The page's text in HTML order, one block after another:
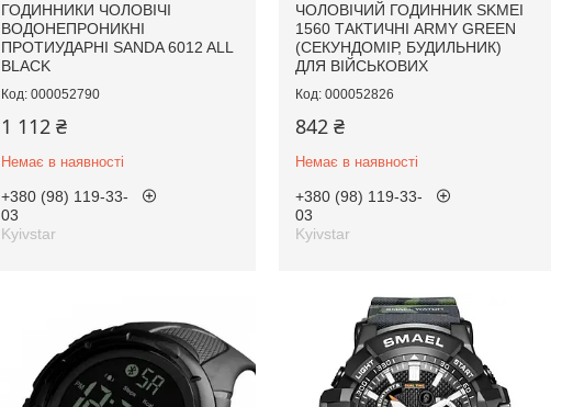
ГОДИННИКИ ЧОЛОВІЧІ
ВОДОНЕПРОНИКНІ
ПРОТИУДАРНІ SANDA 6012 ALL
BLACK
000052790
1 112 ₴
Немає в наявності
+380 (98) 119-33-
03
Kyivstar
ЧОЛОВІЧИЙ ГОДИННИК SKMEI
1560 ТАКТИЧНІ ARMY GREEN
(СЕКУНДОМІР, БУДИЛЬНИК)
ДЛЯ ВІЙСЬКОВИХ
000052826
842 ₴
Немає в наявності
+380 (98) 119-33-
03
Kyivstar